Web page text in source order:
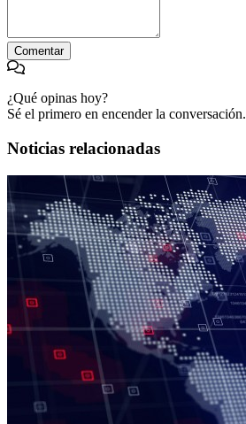
Comentar
¿Qué opinas hoy?
Sé el primero en encender la conversación.
Noticias relacionadas